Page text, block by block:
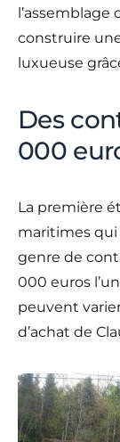
l’assemblage
construire
luxueuse
Des
000
La première
maritimes qui
genre de
000 euros
peuvent
d’achat de